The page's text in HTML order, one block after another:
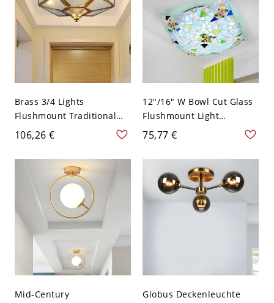
110V-120V
Brass 3/4 Lights
Flushmount Traditional
Frost Beveled Glass
Hexagonal Close to Ceiling
Lighting, 14"/18" Width -
Messing 110V-120V 35,56
106,26 €
12"/16" W Bowl Cut Glass
Flushmount Light
Victorian 2/3 Heads
White/Blue Finish Mosaic
Patterned Flush Mount
Lighting - 110V-120V Weiß
30,48 cm
75,77 €
Mid-Century
Globus Deckenleuchte